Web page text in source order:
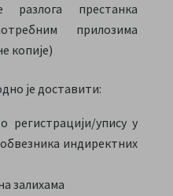
престанка
прилозима
копије)
је доставити:
регистрацији/упису у
индиректних
залихама